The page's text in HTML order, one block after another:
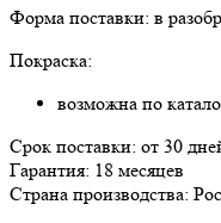
Форма поставки: в
Покраска:
возможна по
Срок поставки: от 30
Гарантия: 18 месяцев
Страна производства: